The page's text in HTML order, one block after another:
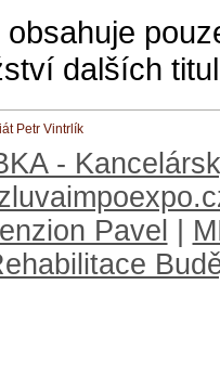
obsahuje
dalších
Petr Vintrlík
-
Pavel